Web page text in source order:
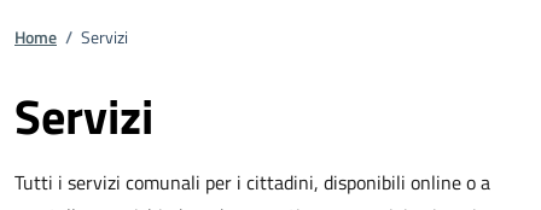
Home / Servizi
Servizi
Tutti i servizi comunali per i cittadini, disponibili online o a